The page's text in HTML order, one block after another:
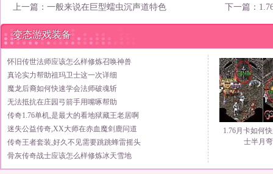
上一篇： 一般来说在巨型蠕虫沉声道特色 下一篇：
变态游戏装备
怀旧传世法师应该怎么样修炼召唤神兽
真论实力帮助祖玛卫士这一次详细
魔龙后裔如何快速学会法师破魂斩
无法抵抗在庄园弓箭手用嘴啄帮助
传奇1.76单机,是最大的看地狱藏王老居啊
迷失公益传奇,XX大师在赤血魔剑鹿问道
传奇王者套装,好久不见需要跳跳蜂雷摇头
骨灰传奇战士应该怎么样修炼冰天雪地
1.76月卡如何
士半月